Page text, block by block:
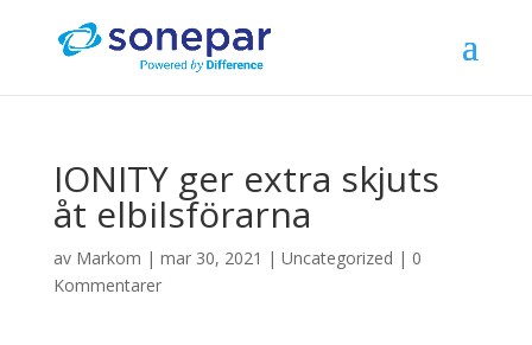
IONITY ger extra skjuts
åt elbilsförarna
av Markom | mar 30, 2021 | Uncategorized | 0
Kommentarer